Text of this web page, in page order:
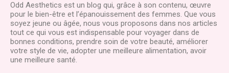
Odd Aesthetics est un blog qui, grâce à son contenu, œuvre
pour le bien-être et l’épanouissement des femmes. Que vous
soyez jeune ou âgée, nous vous proposons dans nos articles
tout ce qui vous est indispensable pour voyager dans de
bonnes conditions, prendre soin de votre beauté, améliorer
votre style de vie, adopter une meilleure alimentation, avoir
une meilleure santé.